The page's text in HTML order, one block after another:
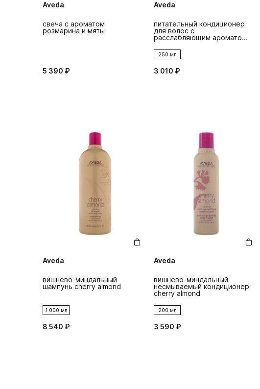
Aveda
свеча с ароматом
розмарина и мяты
5 390 ₽
Aveda
питательный кондиционер
для волос с
расслабляющим ароматом
shampure
250 мл
3 010 ₽
Aveda
вишнево-миндальный
шампунь cherry almond
1 000 мл
8 540 ₽
Aveda
вишнево-миндальный
несмываемый кондиционер
cherry almond
200 мл
3 590 ₽